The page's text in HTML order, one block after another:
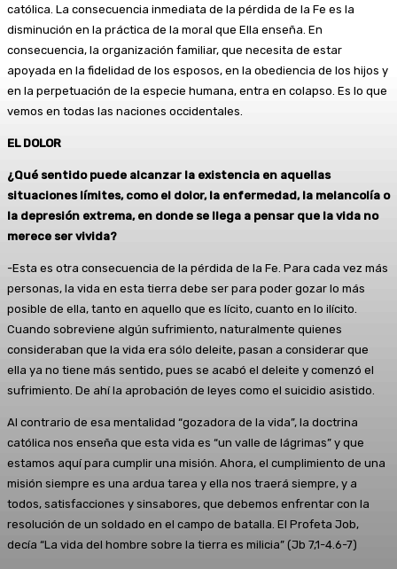
católica. La consecuencia inmediata de la pérdida de la Fe es la
disminución en la práctica de la moral que Ella enseña. En
consecuencia, la organización familiar, que necesita de estar
apoyada en la fidelidad de los esposos, en la obediencia de los hijos y
en la perpetuación de la especie humana, entra en colapso. Es lo que
vemos en todas las naciones occidentales.
EL DOLOR
¿Qué sentido puede alcanzar la existencia en aquellas
situaciones límites, como el dolor, la enfermedad, la melancolía o
la depresión extrema, en donde se llega a pensar que la vida no
merece ser vivida?
-Esta es otra consecuencia de la pérdida de la Fe. Para cada vez más
personas, la vida en esta tierra debe ser para poder gozar lo más
posible de ella, tanto en aquello que es lícito, cuanto en lo ilícito.
Cuando sobreviene algún sufrimiento, naturalmente quienes
consideraban que la vida era sólo deleite, pasan a considerar que
ella ya no tiene más sentido, pues se acabó el deleite y comenzó el
sufrimiento. De ahí la aprobación de leyes como el suicidio asistido.
Al contrario de esa mentalidad “gozadora de la vida”, la doctrina
católica nos enseña que esta vida es “un valle de lágrimas” y que
estamos aquí para cumplir una misión. Ahora, el cumplimiento de una
misión siempre es una ardua tarea y ella nos traerá siempre, y a
todos, satisfacciones y sinsabores, que debemos enfrentar con la
resolución de un soldado en el campo de batalla. El Profeta Job,
decía “La vida del hombre sobre la tierra es milicia” (Jb 7,1-4.6-7)